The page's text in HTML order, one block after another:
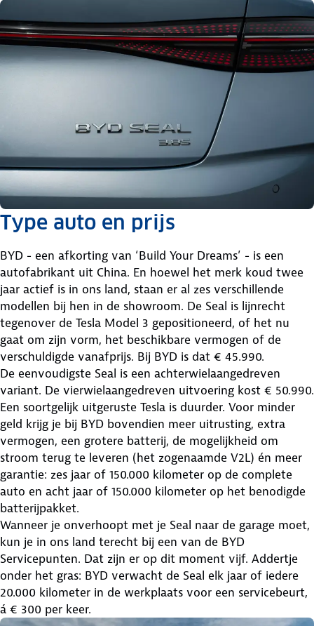
Type auto en prijs
BYD - een afkorting van ‘Build Your Dreams’ - is een
autofabrikant uit China. En hoewel het merk koud twee
jaar actief is in ons land, staan er al zes verschillende
modellen bij hen in de showroom. De Seal is lijnrecht
tegenover de Tesla Model 3 gepositioneerd, of het nu
gaat om zijn vorm, het beschikbare vermogen of de
verschuldigde vanafprijs. Bij BYD is dat € 45.990.
De eenvoudigste Seal is een achterwielaangedreven
variant. De vierwielaangedreven uitvoering kost € 50.990.
Een soortgelijk uitgeruste Tesla is duurder. Voor minder
geld krijg je bij BYD bovendien meer uitrusting, extra
vermogen, een grotere batterij, de mogelijkheid om
stroom terug te leveren (het zogenaamde V2L) én meer
garantie: zes jaar of 150.000 kilometer op de complete
auto en acht jaar of 150.000 kilometer op het benodigde
batterijpakket.
Wanneer je onverhoopt met je Seal naar de garage moet,
kun je in ons land terecht bij een van de BYD
Servicepunten. Dat zijn er op dit moment vijf. Addertje
onder het gras: BYD verwacht de Seal elk jaar of iedere
20.000 kilometer in de werkplaats voor een servicebeurt,
á € 300 per keer.